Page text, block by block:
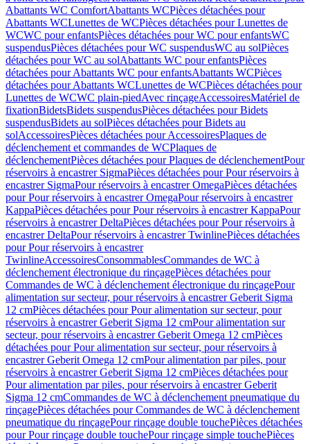
Abattants WC ComfortAbattants WCPièces détachées pour
Abattants WCLunettes de WCPièces détachées pour Lunettes de
WCWC pour enfantsPièces détachées pour WC pour enfantsWC
suspendusPièces détachées pour WC suspendusWC au solPièces
détachées pour WC au solAbattants WC pour enfantsPièces
détachées pour Abattants WC pour enfantsAbattants WCPièces
détachées pour Abattants WCLunettes de WCPièces détachées pour
Lunettes de WCWC plain-piedAvec rinçageAccessoiresMatériel de
fixationBidetsBidets suspendusPièces détachées pour Bidets
suspendusBidets au solPièces détachées pour Bidets au
solAccessoiresPièces détachées pour AccessoiresPlaques de
déclenchement et commandes de WCPlaques de
déclenchementPièces détachées pour Plaques de déclenchementPour
réservoirs à encastrer SigmaPièces détachées pour Pour réservoirs à
encastrer SigmaPour réservoirs à encastrer OmegaPièces détachées
pour Pour réservoirs à encastrer OmegaPour réservoirs à encastrer
KappaPièces détachées pour Pour réservoirs à encastrer KappaPour
réservoirs à encastrer DeltaPièces détachées pour Pour réservoirs à
encastrer DeltaPour réservoirs à encastrer TwinlinePièces détachées
pour Pour réservoirs à encastrer
TwinlineAccessoiresConsommablesCommandes de WC à
déclenchement électronique du rinçagePièces détachées pour
Commandes de WC à déclenchement électronique du rinçagePour
alimentation sur secteur, pour réservoirs à encastrer Geberit Sigma
12 cmPièces détachées pour Pour alimentation sur secteur, pour
réservoirs à encastrer Geberit Sigma 12 cmPour alimentation sur
secteur, pour réservoirs à encastrer Geberit Omega 12 cmPièces
détachées pour Pour alimentation sur secteur, pour réservoirs à
encastrer Geberit Omega 12 cmPour alimentation par piles, pour
réservoirs à encastrer Geberit Sigma 12 cmPièces détachées pour
Pour alimentation par piles, pour réservoirs à encastrer Geberit
Sigma 12 cmCommandes de WC à déclenchement pneumatique du
rinçagePièces détachées pour Commandes de WC à déclenchement
pneumatique du rinçagePour rinçage double touchePièces détachées
pour Pour rinçage double touchePour rinçage simple touchePièces